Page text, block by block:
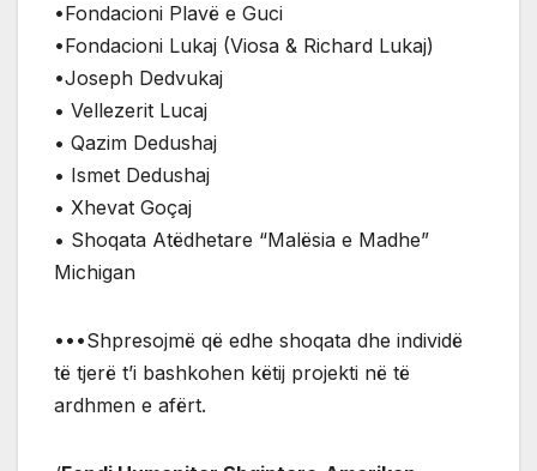
•Fondacioni Plavë e Guci
•Fondacioni Lukaj (Viosa & Richard Lukaj)
•Joseph Dedvukaj
• Vellezerit Lucaj
• Qazim Dedushaj
• Ismet Dedushaj
• Xhevat Goçaj
• Shoqata Atëdhetare “Malësia e Madhe”
Michigan
•••Shpresojmë që edhe shoqata dhe individë
të tjerë t’i bashkohen këtij projekti në të
ardhmen e afërt.